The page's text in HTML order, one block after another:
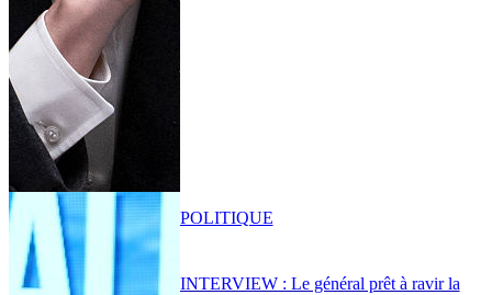
INTERVIEW : Le général prêt à ravir la
POLITIQUE